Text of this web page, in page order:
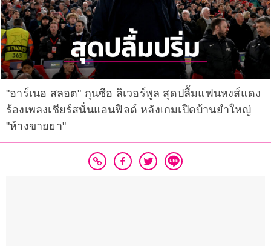
"อาร์เนอ สลอต" กุนซือ ลิเวอร์พูล สุดปลื้มแฟนหงส์แดง
ร้องเพลงเชียร์สนั่นแอนฟิลด์ หลังเกมเปิดบ้านยำใหญ่
"ห้างขายยา"